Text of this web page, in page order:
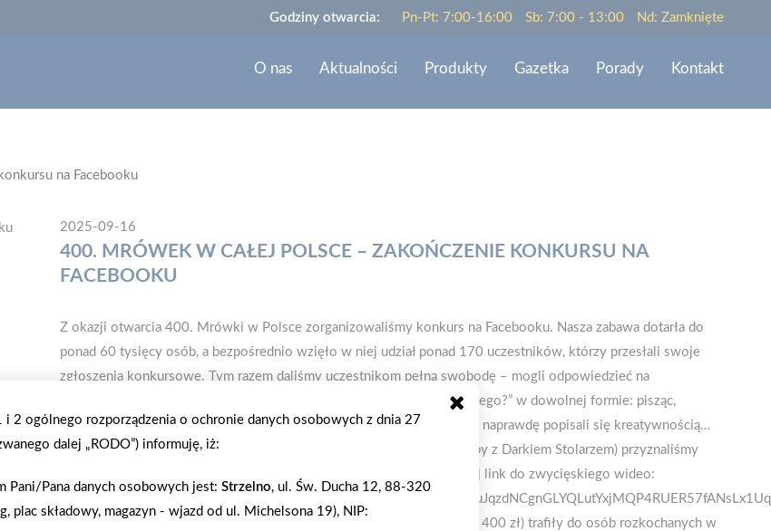
Godziny otwarcia: Pn-Pt: 7:00-16:00 Sb: 7:00 - 13:00 Nd: Zamknięte
O nas Aktualności Produkty Gazetka Porady Kontakt
na Facebooku
2025-09-16
400. MRÓWEK W CAŁEJ POLSCE – ZAKOŃCZENIE KONKURSU NA
FACEBOOKU
Z okazji otwarcia 400. Mrówki w Polsce zorganizowaliśmy konkurs na Facebooku. Nasza zabawa dotarła do
ponad 60 tysięcy osób, a bezpośrednio wzięło w niej udział ponad 170 uczestników, którzy przesłali swoje
zgłoszenia konkursowe. Tym razem daliśmy uczestnikom pełną swobodę – mogli odpowiedzieć na
konkursowe pytanie: „Która z 400 Mrówek jest Twoją ulubioną i dlaczego?” w dowolnej formie: pisząc,
publikując zdjęcia czy nagrywając wideo. Trzeba przyznać, że niektórzy naprawdę popisali się kreatywnością…
Wybraliśmy 3 zwycięzców: Nagrodę główną (bony na 4400 zł + zakupy z Darkiem Stolarzem) przyznaliśmy
osobie, której ulubioną Mrówką była mini-Mrówka z Widawy , poniżej link do zwycięskiego wideo:
https://www.facebook.com/PSBMrowka/posts/
comment_id=1143641164338686 2 nagrody dodatkowe (2x bony na 400 zł) trafiły do osób rozkochanych w
i 2 ogólnego rozporządzenia o ochronie danych osobowych z dnia 27
dalej „RODO”) informuję, iż:
Pani/Pana danych osobowych jest: Strzelno, ul. Św. Ducha 12, 88-320
plac składowy, magazyn - wjazd od ul. Michelsona 19), NIP: